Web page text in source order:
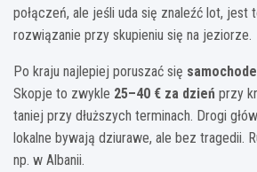
połączeń, ale jeśli uda się znaleźć lot, jest
rozwiązanie przy skupieniu się na jeziorze.
Po kraju najlepiej poruszać się
Skopje to zwykle 25–40 € za dzień przy
taniej przy dłuższych terminach. Drogi
lokalne bywają dziurawe, ale bez tragedii.
np. w Albanii.